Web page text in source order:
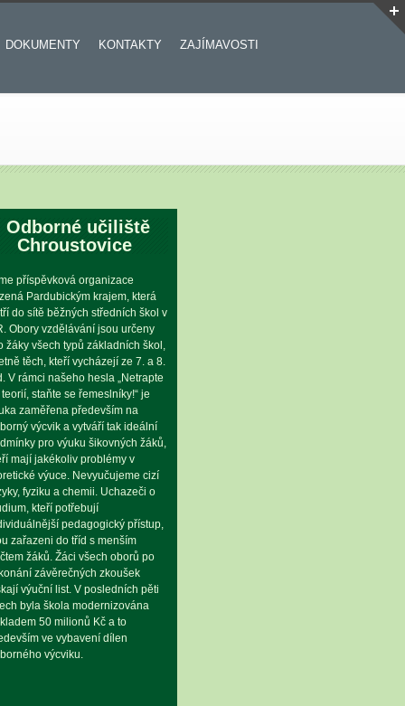
DOKUMENTY KONTAKTY ZAJÍMAVOSTI
Odborné učiliště
Chroustovice
příspěvková organizace
Pardubickým krajem, která
do sítě běžných středních škol v
Obory vzdělávání jsou určeny
žáky všech typů základních škol,
těch, kteří vycházejí ze 7. a 8.
V rámci našeho hesla „Netrapte
staňte se řemeslníky!“ je
zaměřena především na
výcvik a vytváří tak ideální
pro výuku šikovných žáků,
mají jakékoliv problémy v
výuce. Nevyučujeme cizí
fyziku a chemii. Uchazeči o
kteří potřebují
pedagogický přístup,
zařazeni do tříd s menším
žáků. Žáci všech oborů po
závěrečných zkoušek
výuční list. V posledních pěti
byla škola modernizována
50 milionů Kč a to
ve vybavení dílen
výcviku.